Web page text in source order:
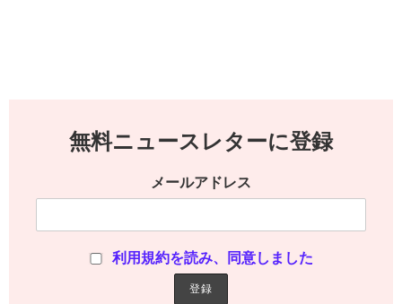
無料ニュースレターに登録
メールアドレス
利用規約を読み、同意しました